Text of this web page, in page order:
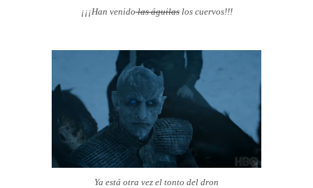
¡¡¡Han venidolas águilaslos cuervos!!!
Ya está otra vez el tonto del dron